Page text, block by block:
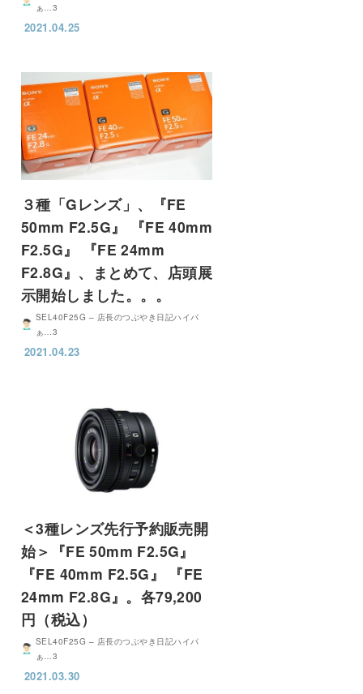
ぁ…3
2021.04.25
３種「Gレンズ」、『FE
50mm F2.5G』 『FE 40mm
F2.5G』 『FE 24mm
F2.8G』、まとめて、店頭展
示開始しました。。。
SEL40F25G – 店長のつぶやき日記ハイパ
ぁ…3
2021.04.23
＜3種レンズ先行予約販売開
始＞『FE 50mm F2.5G』
『FE 40mm F2.5G』 『FE
24mm F2.8G』。各79,200
円（税込）
SEL40F25G – 店長のつぶやき日記ハイパ
ぁ…3
2021.03.30